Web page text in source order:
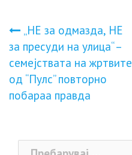
Навигација
на
напис
„НЕ за одмазда, НЕ
за пресуди на улица“ –
семејствата на жртвите
од “Пулс” повторно
побараа правда
Пребарувај